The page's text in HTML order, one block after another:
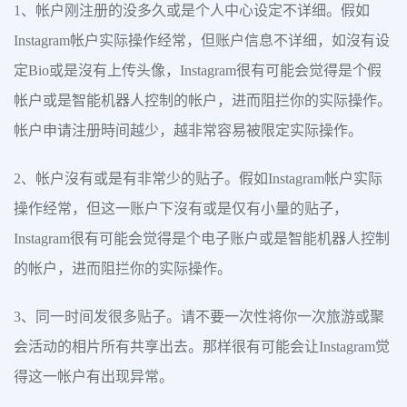
1、帐户刚注册的没多久或是个人中心设定不详细。假如
Instagram帐户实际操作经常，但账户信息不详细，如沒有设
定Bio或是沒有上传头像，Instagram很有可能会觉得是个假
帐户或是智能机器人控制的帐户，进而阻拦你的实际操作。
帐户申请注册時间越少，越非常容易被限定实际操作。
2、帐户沒有或是有非常少的贴子。假如Instagram帐户实际
操作经常，但这一账户下沒有或是仅有小量的贴子，
Instagram很有可能会觉得是个电子账户或是智能机器人控制
的帐户，进而阻拦你的实际操作。
3、同一时间发很多贴子。请不要一次性将你一次旅游或聚
会活动的相片所有共享出去。那样很有可能会让Instagram觉
得这一帐户有出现异常。